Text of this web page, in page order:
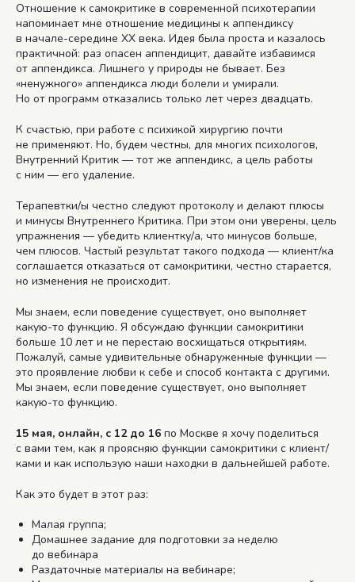
Отношение к самокритике в современной психотерапии
напоминает мне отношение медицины к аппендиксу
в начале-середине XX века. Идея была проста и казалось
практичной: раз опасен аппендицит, давайте избавимся
от аппендикса. Лишнего у природы не бывает. Без
«ненужного» аппендикса люди болели и умирали.
Но от программ отказались только лет через двадцать.
К счастью, при работе с психикой хирургию почти
не применяют. Но, будем честны, для многих психологов,
Внутренний Критик — тот же аппендикс, а цель работы
с ним — его удаление.
Терапевтки/ы честно следуют протоколу и делают плюсы
и минусы Внутреннего Критика. При этом они уверены, цель
упражнения — убедить клиентку/а, что минусов больше,
чем плюсов. Частый результат такого подхода — клиент/ка
соглашается отказаться от самокритики, честно старается,
но изменения не происходит.
Мы знаем, если поведение существует, оно выполняет
какую-то функцию. Я обсуждаю функции самокритики
больше 10 лет и не перестаю восхищаться открытиям.
Пожалуй, самые удивительные обнаруженные функции —
это проявление любви к себе и способ контакта с другими.
Мы знаем, если поведение существует, оно выполняет
какую-то функцию.
15 мая, онлайн, с 12 до 16 по Москве я хочу поделиться
с вами тем, как я проясняю функции самокритики с клиент/
ками и как использую наши находки в дальнейшей работе.
Как это будет в этот раз:
Малая группа;
Домашнее задание для подготовки за неделю
до вебинара
Раздаточные материалы на вебинаре;